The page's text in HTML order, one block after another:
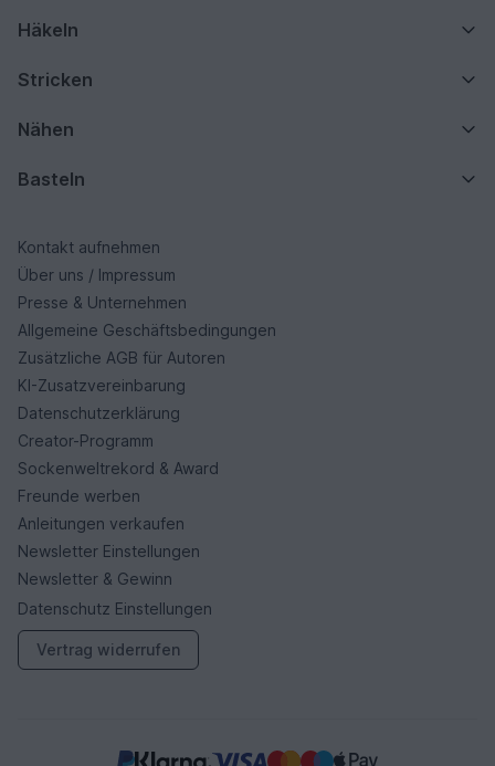
Häkeln
Stricken
Nähen
Basteln
Kontakt aufnehmen
Über uns / Impressum
Presse & Unternehmen
Allgemeine Geschäftsbedingungen
Zusätzliche AGB für Autoren
KI-Zusatzvereinbarung
Datenschutzerklärung
Creator-Programm
Sockenweltrekord & Award
Freunde werben
Anleitungen verkaufen
Newsletter Einstellungen
Newsletter & Gewinn
Datenschutz Einstellungen
Vertrag widerrufen